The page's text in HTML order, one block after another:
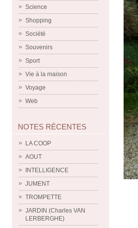
Science
Shopping
Société
Souvenirs
Sport
Vie à la maison
Voyage
Web
NOTES RÉCENTES
LA COOP
AOUT
INTELLIGENCE
JUMENT
TROMPETTE
JARDIN (Charles VAN
LERBERGHE)